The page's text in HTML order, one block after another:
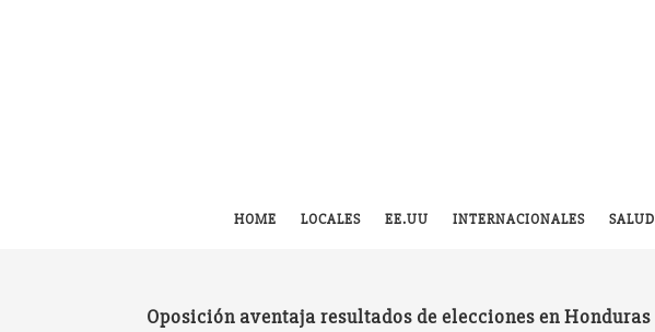
HOME LOCALES EE.UU INTERNACIONALES SALUD
Oposición aventaja resultados de elecciones en Honduras